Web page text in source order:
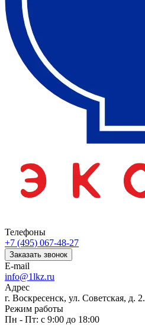
Телефоны
+7 (495) 067-48-27
Заказать звонок
E-mail
info@1lkz.ru
Адрес
г. Воскресенск, ул. Советская, д. 2.
Режим работы
Пн - Пт: с 9:00 до 18:00